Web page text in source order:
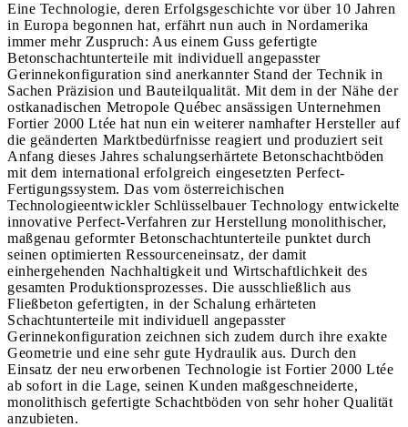
Eine Technologie, deren Erfolgsgeschichte vor über 10 Jahren
in Europa begonnen hat, erfährt nun auch in Nordamerika
immer mehr Zuspruch: Aus einem Guss gefertigte
Betonschachtunterteile mit individuell angepasster
Gerinnekonfiguration sind anerkannter Stand der Technik in
Sachen Präzision und Bauteilqualität. Mit dem in der Nähe der
ostkanadischen Metropole Québec ansässigen Unternehmen
Fortier 2000 Ltée hat nun ein weiterer namhafter Hersteller auf
die geänderten Marktbedürfnisse reagiert und produziert seit
Anfang dieses Jahres schalungserhärtete Betonschachtböden
mit dem international erfolgreich eingesetzten Perfect-
Fertigungssystem. Das vom österreichischen
Technologieentwickler Schlüsselbauer Technology entwickelte
innovative Perfect-Verfahren zur Herstellung monolithischer,
maßgenau geformter Betonschachtunterteile punktet durch
seinen optimierten Ressourceneinsatz, der damit
einhergehenden Nachhaltigkeit und Wirtschaftlichkeit des
gesamten Produktionsprozesses. Die ausschließlich aus
Fließbeton gefertigten, in der Schalung erhärteten
Schachtunterteile mit individuell angepasster
Gerinnekonfiguration zeichnen sich zudem durch ihre exakte
Geometrie und eine sehr gute Hydraulik aus. Durch den
Einsatz der neu erworbenen Technologie ist Fortier 2000 Ltée
ab sofort in die Lage, seinen Kunden maßgeschneiderte,
monolithisch gefertigte Schachtböden von sehr hoher Qualität
anzubieten.